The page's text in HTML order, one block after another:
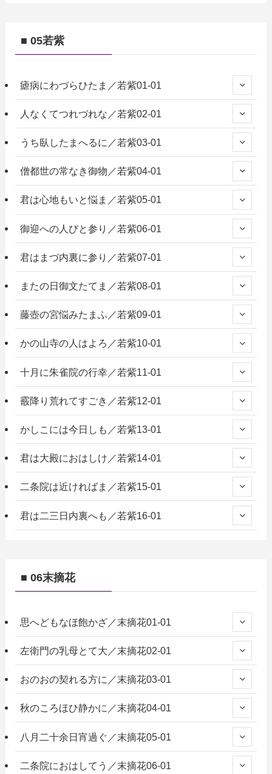
■ 05若紫
瘧病にわづらひたま／若紫01-01
人なくてつれづれな／若紫02-01
うち臥したまへるに／若紫03-01
僧都世の常なき御物／若紫04-01
君は心地もいと悩ま／若紫05-01
御迎への人びと参り／若紫06-01
君はまづ内裏に参り／若紫07-01
またの日御文たてま／若紫08-01
藤壺の宮悩みたまふ／若紫09-01
かの山寺の人はよろ／若紫10-01
十月に朱雀院の行幸／若紫11-01
霰降り荒れてすごき／若紫12-01
かしこには今日しも／若紫13-01
君は大殿におはしけ／若紫14-01
二条院は近ければま／若紫15-01
君は二三日内裏へも／若紫16-01
■ 06末摘花
思へどもなほ飽かざ／末摘花01-01
左衛門の乳母とて大／末摘花02-01
おのおの契れる方に／末摘花03-01
秋のころほひ静かに／末摘花04-01
八月二十余日宵過ぐ／末摘花05-01
二条院におはしてう／末摘花06-01